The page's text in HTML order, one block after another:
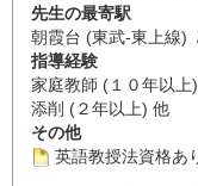
先生の最寄駅
朝霞台 (東武-東上線
指導経験
家庭教師 (１０年以
添削 (２年以上) 他
その他
英語教授法資格あ